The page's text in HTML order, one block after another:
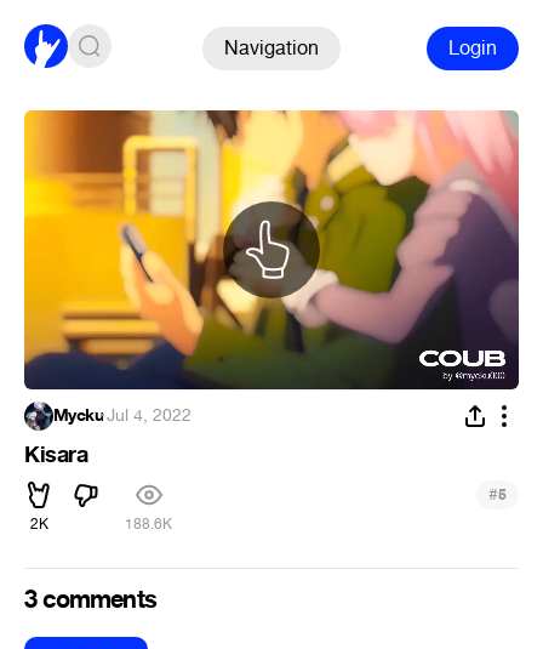
Navigation Login
Mycku·Jul 4, 2022
Kisara
2K 188.6K
#5
3 comments